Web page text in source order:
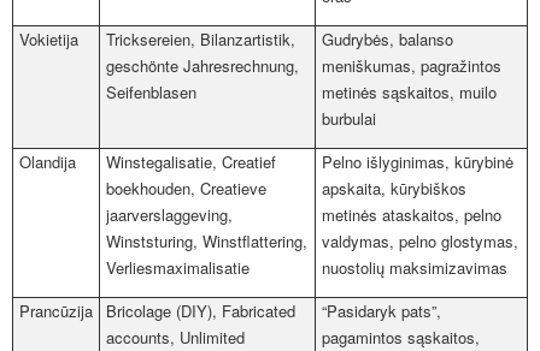
Vokietija
Tricksereien, Bilanzartistik,
geschönte Jahresrechnung,
Seifenblasen
Gudrybės, balanso
meniškumas, pagražintos
metinės sąskaitos, muilo
burbulai
Olandija
Winstegalisatie, Creatief
boekhouden, Creatieve
jaarverslaggeving,
Winststuring, Winstflattering,
Verliesmaximalisatie
Pelno išlyginimas, kūrybinė
apskaita, kūrybiškos
metinės ataskaitos, pelno
valdymas, pelno glostymas,
nuostolių maksimizavimas
Prancūzija
Bricolage (DIY), Fabricated
accounts, Unlimited
“Pasidaryk pats”,
pagamintos sąskaitos,